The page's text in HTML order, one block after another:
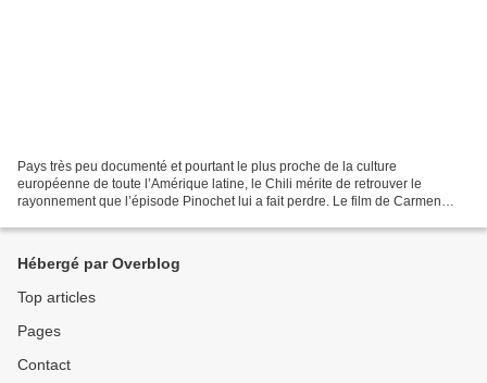
Pays très peu documenté et pourtant le plus proche de la culture
européenne de toute l’Amérique latine, le Chili mérite de retrouver le
rayonnement que l’épisode Pinochet lui a fait perdre. Le film de Carmen
Hébergé par Overblog
Top articles
Pages
Contact